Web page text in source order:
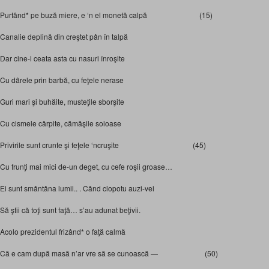
Purtând* pe buză miere, e ‘n el monetă calpă (15)
Canalie deplină din creştet pân în talpă
Dar cine-i ceata asta cu nasuri înroşite
Cu dârele prin barbă, cu feţele nerase
Guri mari şi buhăite, musteţile sborşite
Cu cismele cârpite, cămăşile soioase
Privirile sunt crunte şi feţele ‘ncruşite (45)
Cu frunţi mai mici de-un deget, cu cefe roşii groase…
Ei sunt smântâna lumii.. . Când clopotu auzi-vei
Să ştii că toţi sunt faţă… s’au adunat beţivii.
Acolo prezidentul frizând* o faţă calmă
Că e cam după masă n’ar vre să se cunoască — (50)